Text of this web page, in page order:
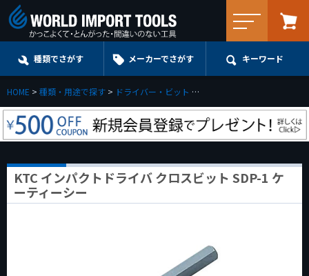
種類でさがす メーカーでさがす キーワード
HOME 種類・用途で探す ドライバー・ビット
KTC インパクトドライバ クロスビット SDP-1 ケ
ーティーシー